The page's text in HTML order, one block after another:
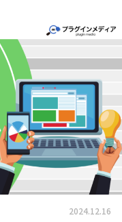
2024.12.16